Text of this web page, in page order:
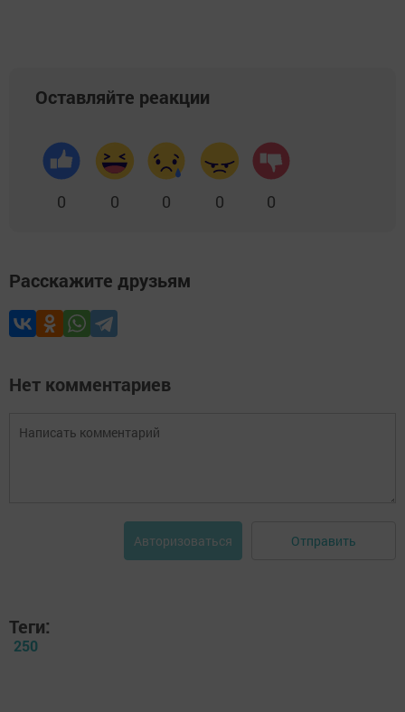
Оставляйте реакции
0 0 0 0 0
Расскажите друзьям
Нет комментариев
Авторизоваться Отправить
Теги:
250